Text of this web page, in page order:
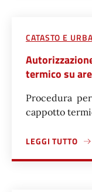
CATASTO E
termico su
Procedura
cappotto
LEGGI TUTTO
A PROPOSITO